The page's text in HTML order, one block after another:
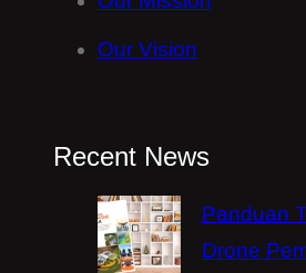
Our Vision
Recent News
Panduan
Drone